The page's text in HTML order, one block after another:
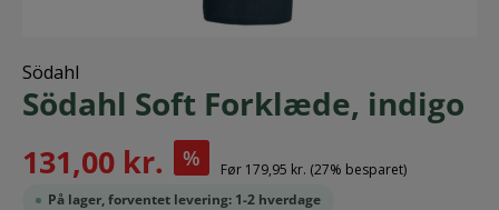
Södahl
Södahl Soft Forklæde, indigo
131,00 kr. % Før 179,95 kr. (27% besparet)
På lager, forventet levering: 1-2 hverdage